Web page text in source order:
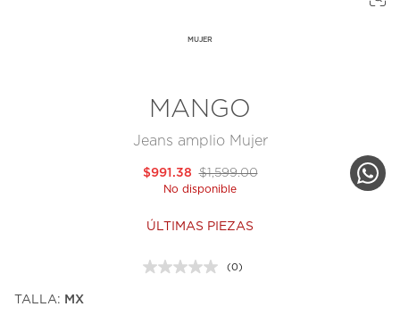
MUJER
MANGO
Jeans amplio Mujer
$1,599.00
$991.38
No disponible
ÚLTIMAS PIEZAS
Sin
(0)
TALLA: MX